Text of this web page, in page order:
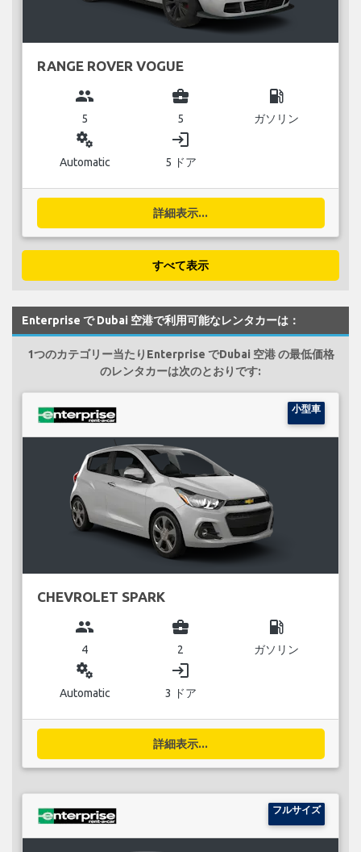
RANGE ROVER VOGUE
group
5
business_center
5
local_gas_station
ガソリン
miscellaneous_services
Automatic
login
5 ドア
詳細表示...
すべて表示
Enterprise で Dubai 空港で利用可能なレンタカーは：
1つのカテゴリー当たりEnterprise でDubai 空港 の最低価格
のレンタカーは次のとおりです:
小型車
CHEVROLET SPARK
group
4
business_center
2
local_gas_station
ガソリン
miscellaneous_services
Automatic
login
3 ドア
詳細表示...
フルサイズ